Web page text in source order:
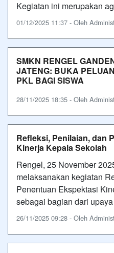
Kegiatan ini merupakan
01/12/2025 11:37 - Oleh
SMKN RENGEL
JATENG: BUKA
PKL BAGI SISWA
28/11/2025 18:35 - Oleh
Refleksi, Penilaian, dan
Kinerja Kepala Sekolah
Rengel, 25 November
melaksanakan kegiatan
Penentuan Ekspektasi
sebagai bagian dari
26/11/2025 09:28 - Oleh